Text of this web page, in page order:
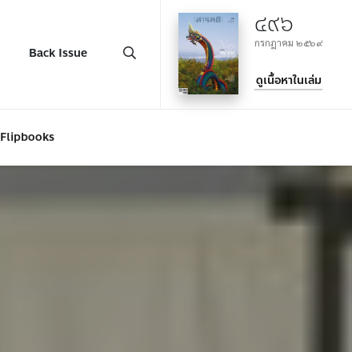
Back Issue
๔๙๖
กรกฎาคม ๒๕๖๙
ดูเนื้อหาในเล่ม
Flipbooks